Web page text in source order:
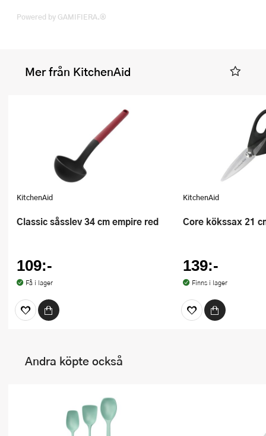
Powered by GAMIFIERA.®
Mer från KitchenAid
KitchenAid
Classic såsslev 34 cm empire red
109:-
Få i lager
KitchenAid
Core kökssax 21
139:-
Finns i lager
Andra köpte också